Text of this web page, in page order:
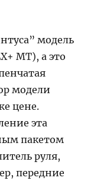
модель
MT), а это
модели
цене.
эта
пакетом
руля,
передние